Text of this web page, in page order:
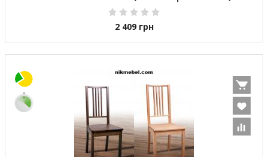
2 409 грн